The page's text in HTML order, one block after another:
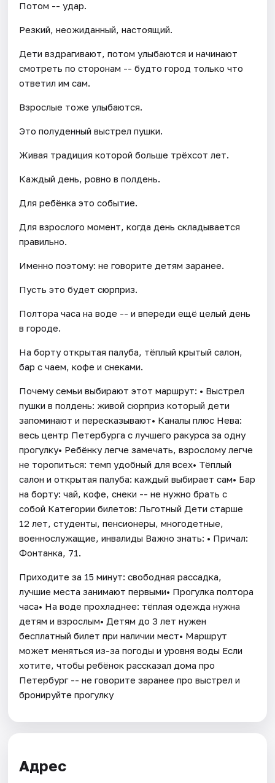
Потом -- удар.
Резкий, неожиданный, настоящий.
Дети вздрагивают, потом улыбаются и начинают
смотреть по сторонам -- будто город только что
ответил им сам.
Взрослые тоже улыбаются.
Это полуденный выстрел пушки.
Живая традиция которой больше трёхсот лет.
Каждый день, ровно в полдень.
Для ребёнка это событие.
Для взрослого момент, когда день складывается
правильно.
Именно поэтому: не говорите детям заранее.
Пусть это будет сюрприз.
Полтора часа на воде -- и впереди ещё целый день
в городе.
На борту открытая палуба, тёплый крытый салон,
бар с чаем, кофе и снеками.
Почему семьи выбирают этот маршрут: • Выстрел
пушки в полдень: живой сюрприз который дети
запоминают и пересказывают• Каналы плюс Нева:
весь центр Петербурга с лучшего ракурса за одну
прогулку• Ребёнку легче замечать, взрослому легче
не торопиться: темп удобный для всех• Тёплый
салон и открытая палуба: каждый выбирает сам• Бар
на борту: чай, кофе, снеки -- не нужно брать с
собой Категории билетов: Льготный Дети старше
12 лет, студенты, пенсионеры, многодетные,
военнослужащие, инвалиды Важно знать: • Причал:
Фонтанка, 71.
Приходите за 15 минут: свободная рассадка,
лучшие места занимают первыми• Прогулка полтора
часа• На воде прохладнее: тёплая одежда нужна
детям и взрослым• Детям до 3 лет нужен
бесплатный билет при наличии мест• Маршрут
может меняться из-за погоды и уровня воды Если
хотите, чтобы ребёнок рассказал дома про
Петербург -- не говорите заранее про выстрел и
бронируйте прогулку
Адрес